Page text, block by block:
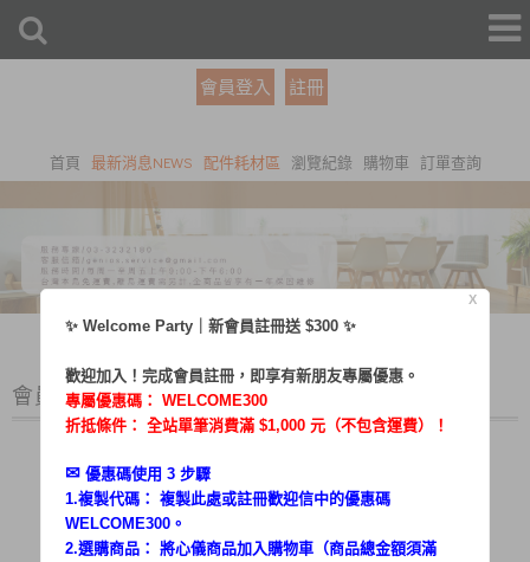
會員登入 註冊
首頁 最新消息NEWS 配件耗材區 瀏覽紀錄 購物車 訂單查詢
會員登入
帳號：
X
✨ Welcome Party｜新會員註冊送 $300 ✨
歡迎加入！完成會員註冊，即享有新朋友專屬優惠。
專屬優惠碼： WELCOME300
折抵條件： 全站單筆消費滿 $1,000 元（不包含運費）！
✉︎ 優惠碼使用 3 步驟
1.複製代碼： 複製此處或註冊歡迎信中的優惠碼
WELCOME300。
2.選購商品： 將心儀商品加入購物車（商品總金額須滿